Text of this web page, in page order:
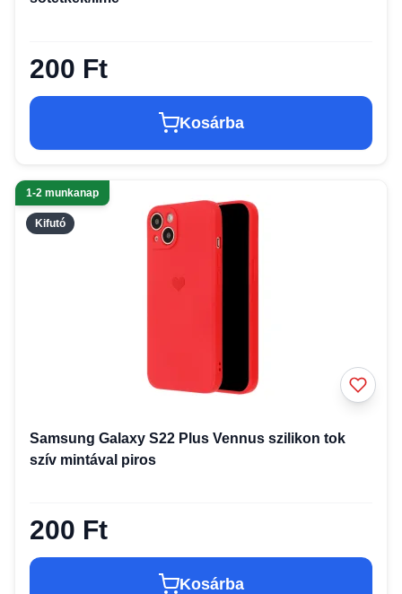
200 Ft
Kosárba
Kifutó
1-2 munkanap
Samsung Galaxy S22 Plus Vennus szilikon tok
szív mintával piros
200 Ft
Kosárba